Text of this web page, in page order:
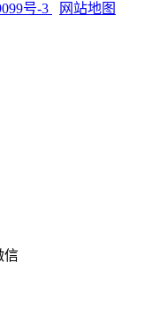
号-3 网站地图
信